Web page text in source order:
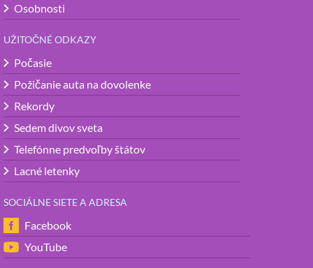
Osobnosti
UŽITOČNÉ ODKAZY
Počasie
Požičanie auta na dovolenke
Rekordy
Sedem divov sveta
Telefónne predvoľby štátov
Lacné letenky
SOCIÁLNE SIETE A ADRESA
Facebook
YouTube